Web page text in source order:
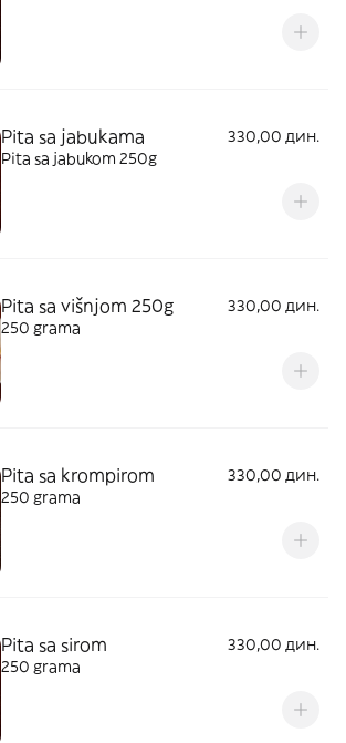
Pita sa jabukama
330,00 дин.
Pita sa jabukom 250g
Pita sa višnjom 250g
330,00 дин.
250 grama
Pita sa krompirom
330,00 дин.
250 grama
Pita sa sirom
330,00 дин.
250 grama